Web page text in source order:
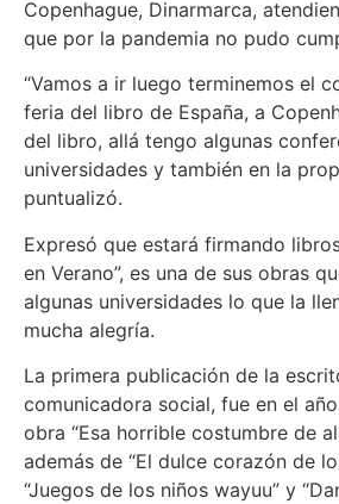
Copenhague, Dinarmarca,
que por la pandemia no pudo
“Vamos a ir luego terminemos el
feria del libro de España, a
del libro, allá tengo algunas
universidades y también en la
puntualizó.
Expresó que estará firmando
en Verano”, es una de sus obras
algunas universidades lo que la
mucha alegría.
La primera publicación de la
comunicadora social, fue en el
obra “Esa horrible costumbre de
además de “El dulce corazón de
“Juegos de los niños wayuu” y